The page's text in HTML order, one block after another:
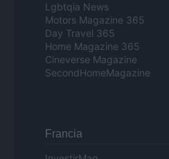
Lgbtqia News
Motors Magazine 365
Day Travel 365
Home Magazine 365
Cineverse Magazine
SecondHomeMagazine
Francia